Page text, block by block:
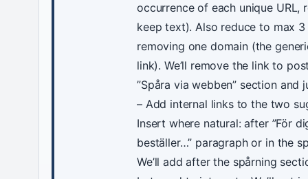
occurrence of each unique URL,
keep text). Also reduce to max
removing one domain (the
link). We’ll remove the link to
”Spåra via webben” section and
– Add internal links to the two
Insert where natural: after ”För
beställer…” paragraph or in the
We’ll add after the spårning